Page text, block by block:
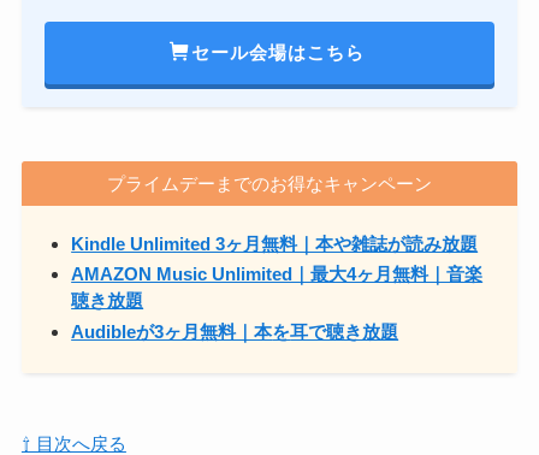
セール会場はこちら
プライムデーまでのお得なキャンペーン
Kindle Unlimited 3ヶ月無料｜本や雑誌が読み放題
AMAZON Music Unlimited｜最大4ヶ月無料｜音楽
聴き放題
Audibleが3ヶ月無料｜本を耳で聴き放題
⇧ 目次へ戻る